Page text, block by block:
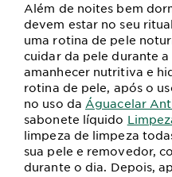
Além de noites bem
devem estar no seu
uma rotina de pele
cuidar da pele durante
amanhecer nutritiva e
rotina de pele, após o
no uso da Águacelar
sabonete líquido
limpeza de limpeza
sua pele e removedor,
durante o dia. Depois,